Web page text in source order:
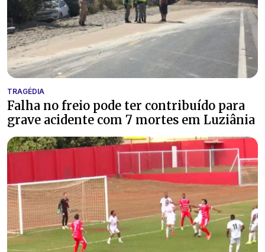
TRAGÉDIA
Falha no freio pode ter contribuído para
grave acidente com 7 mortes em Luziânia